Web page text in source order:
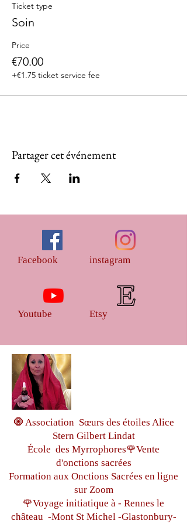
Ticket type
Soin
Price
€70.00
+€1.75 ticket service fee
Partager cet événement
Facebook
Youtube
instagram
Etsy
🧿 Association Sœurs des étoiles Alice
Stern Gilbert Lindat
École des Myrrophores🌹Vente
d'onctions sacrées
Formation aux Onctions Sacrées en ligne
sur Zoom
🌹Voyage initiatique à - Rennes le
château -Mont St Michel -Glastonbury-